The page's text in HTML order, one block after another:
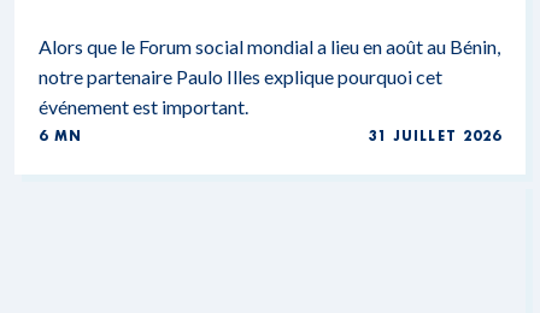
Alors que le Forum social mondial a lieu en août au Bénin,
notre partenaire Paulo Illes explique pourquoi cet
événement est important.
6 MN 31 JUILLET 2026